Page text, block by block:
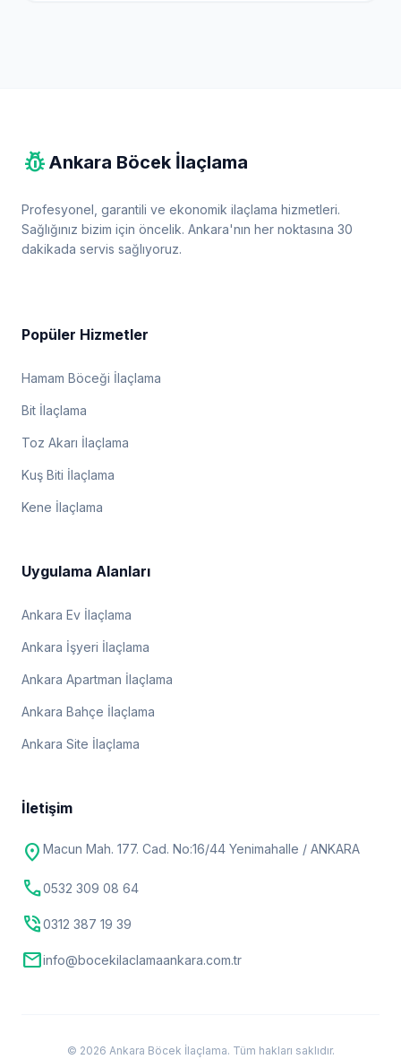
pest_control Ankara Böcek İlaçlama
Profesyonel, garantili ve ekonomik ilaçlama hizmetleri.
Sağlığınız bizim için öncelik. Ankara'nın her noktasına 30
dakikada servis sağlıyoruz.
Popüler Hizmetler
Hamam Böceği İlaçlama
Bit İlaçlama
Toz Akarı İlaçlama
Kuş Biti İlaçlama
Kene İlaçlama
Uygulama Alanları
Ankara Ev İlaçlama
Ankara İşyeri İlaçlama
Ankara Apartman İlaçlama
Ankara Bahçe İlaçlama
Ankara Site İlaçlama
İletişim
location_on Macun Mah. 177. Cad. No:16/44 Yenimahalle / ANKARA
call0532 309 08 64
phone_in_talk0312 387 19 39
mailinfo@bocekilaclamaankara.com.tr
© 2026 Ankara Böcek İlaçlama. Tüm hakları saklıdır.